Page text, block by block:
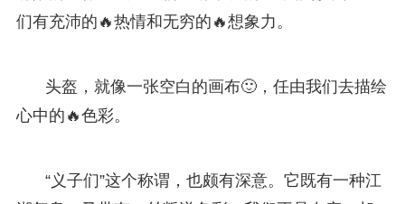
们有充沛的🔥热情和无穷的🔥想象力。
头盔，就像一张空白的画布🙂，任由我们去描绘
心中的🔥色彩。
“义子们”这个称谓，也颇有深意。它既有一种江